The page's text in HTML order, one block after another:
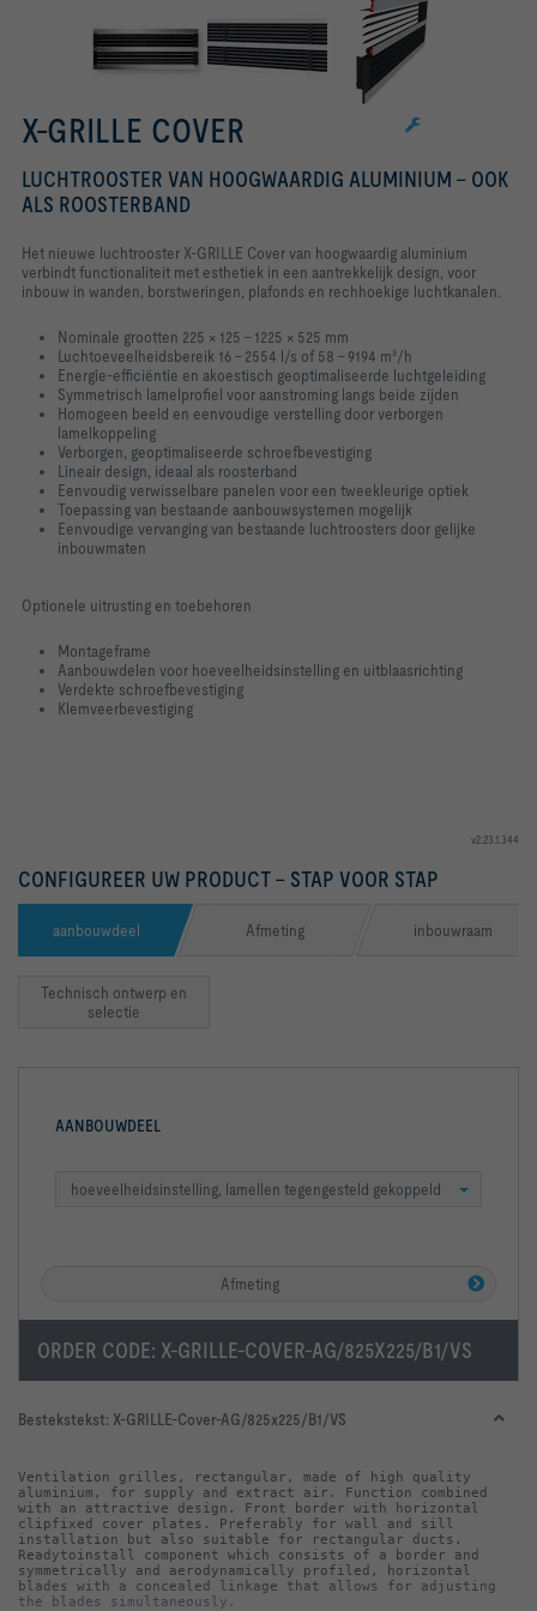
X-GRILLE COVER
LUCHTROOSTER VAN HOOGWAARDIG ALUMINIUM - OOK
ALS ROOSTERBAND
Het nieuwe luchtrooster X-GRILLE Cover van hoogwaardig aluminium
verbindt functionaliteit met esthetiek in een aantrekkelijk design, voor
inbouw in wanden, borstweringen, plafonds en rechhoekige luchtkanalen.
Nominale grootten 225 × 125 – 1225 × 525 mm
Luchtoeveelheidsbereik 16 – 2554 l/s of 58 – 9194 m³/h
Energie-efficiëntie en akoestisch geoptimaliseerde luchtgeleiding
Symmetrisch lamelprofiel voor aanstroming langs beide zijden
Homogeen beeld en eenvoudige verstelling door verborgen
lamelkoppeling
Verborgen, geoptimaliseerde schroefbevestiging
Lineair design, ideaal als roosterband
Eenvoudig verwisselbare panelen voor een tweekleurige optiek
Toepassing van bestaande aanbouwsystemen mogelijk
Eenvoudige vervanging van bestaande luchtroosters door gelijke
inbouwmaten
Optionele uitrusting en toebehoren
Montageframe
Aanbouwdelen voor hoeveelheidsinstelling en uitblaasrichting
Verdekte schroefbevestiging
Klemveerbevestiging
v2.23.1.344
CONFIGUREER UW PRODUCT – STAP VOOR STAP
aanbouwdeel Afmeting inbouwraam
Technisch ontwerp en
selectie
AANBOUWDEEL
hoeveelheidsinstelling, lamellen tegengesteld gekoppeld
Afmeting
ORDER CODE: X-GRILLE-COVER-AG/825X225/B1/VS
Bestekstekst: X-GRILLE-Cover-AG/825x225/B1/VS
Ventilation grilles, rectangular, made of high quality
aluminium, for supply and extract air. Function combined
with an attractive design. Front border with horizontal
clip­fixed cover plates. Preferably for wall and sill
installation but also suitable for rectangular ducts.
Ready­to­install component which consists of a border and
symmetrically and aerodynamically profiled, horizontal
blades with a concealed linkage that allows for adjusting
the blades simultaneously.